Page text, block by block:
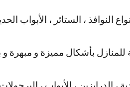
النوافذ ، الستائر ، الأبواب
بأشكال مميزة و مبهرة و
الدرابزين ، الأبواب ،